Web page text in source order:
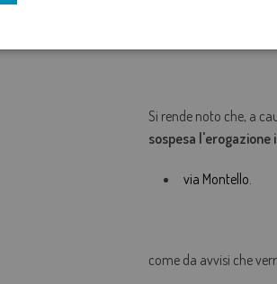
Si rende noto che, a
sospesa l'erogazione
via Montello.
come da avvisi che